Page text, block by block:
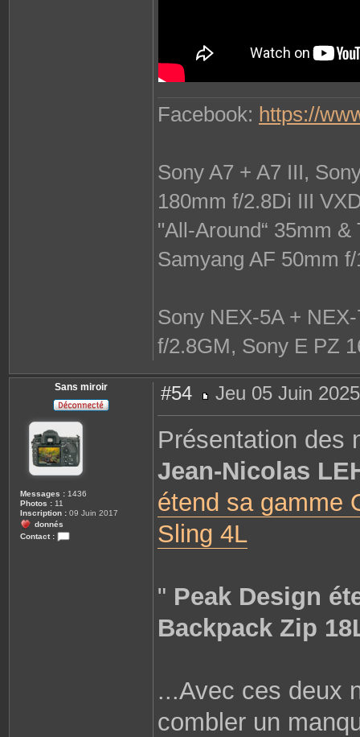
Facebook: https://
Sony A7 + A7 III,
180mm f/2.8Di III
"All-Around“ 35mm
Samyang AF 50mm
Sony NEX-5A +
f/2.8GM, Sony E PZ
Sans miroir
Messages : 1436
Photos : 11
Inscription : 09 Juin 2017
donnés
Contact :
#54
e
s
a
Jeu 05 Juin
Présentation des
Jean-Nicolas
étend sa gamme
Sling 4L
" Peak Design
Backpack Zip
...Avec ces deux
combler un